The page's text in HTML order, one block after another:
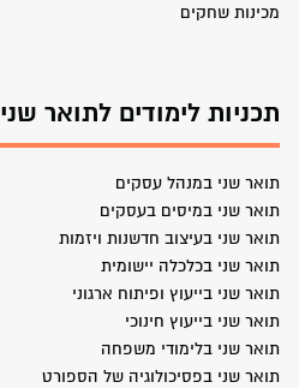
מכינות שחקים
תכניות לימודים לתואר שני
תואר שני במנהל עסקים
תואר שני במיסים בעסקים
תואר שני בעיצוב חדשנות ויזמות
תואר שני בכלכלה יישומית
תואר שני בייעוץ ופיתוח ארגוני
תואר שני בייעוץ חינוכי
תואר שני בלימודי משפחה
תואר שני בפסיכולוגיה של הספורט